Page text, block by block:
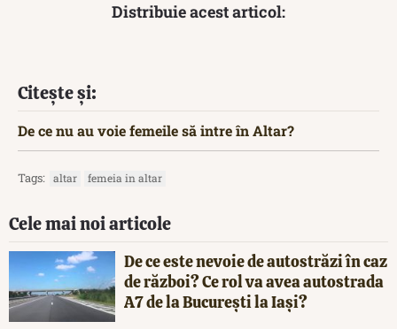
Distribuie acest articol:
Citește și:
De ce nu au voie femeile să intre în Altar?
Tags: altar femeia in altar
Cele mai noi articole
De ce este nevoie de autostrăzi în caz
de război? Ce rol va avea autostrada
A7 de la București la Iași?